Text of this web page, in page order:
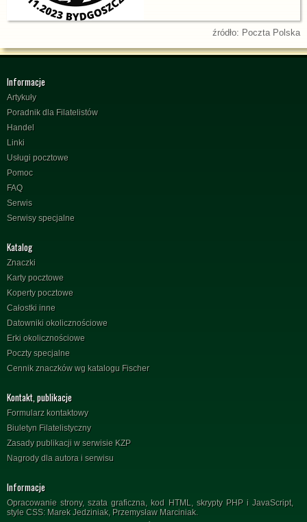
źródło: Poczta Polska
Informacje
Artykuły
Poradnik dla Filatelistów
Handel
Linki
Usługi pocztowe
Pomoc
FAQ
Serwis
Serwisy specjalne
Katalog
Znaczki
Karty pocztowe
Koperty pocztowe
Całostki inne
Datowniki okolicznościowe
Erki okolicznościowe
Poczty specjalne
Cennik znaczków wg katalogu Fischer
Kontakt, publikacje
Formularz kontaktowy
Biuletyn Filatelistyczny
Zasady publikacji w serwisie KZP
Nagrody dla autora i serwisu
Informacje
Opracowanie strony, szata graficzna, kod HTML, skrypty PHP i JavaScript,
style CSS: Marek Jedziniak, Przemysław Marciniak.